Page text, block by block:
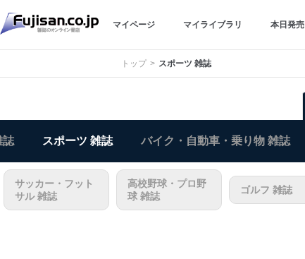
マイページ マイライブラリ 本日発売
トップ スポーツ 雑誌
誌 スポーツ 雑誌 バイク・自動車・乗り物 雑誌
サッカー・フット
サル 雑誌
高校野球・プロ野
球 雑誌
ゴルフ 雑誌